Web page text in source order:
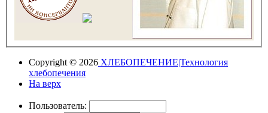
Copyright © 2026 ХЛЕБОПЕЧЕНИЕ|Технология
хлебопечения
На верх
Пользователь: